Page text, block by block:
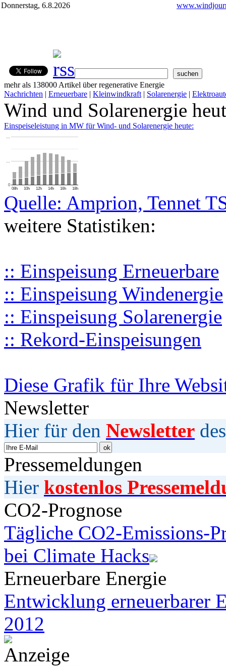
Donnerstag, 6.8.2026
mehr als 138000 Artikel über regenerative Energie
Nachrichten | Erneuerbare | Kleinwindkraft | Solarenergie |
Wind und Solarenergie
Einspeiseleistung in MW für Wind- und Solarenergie heute:
08h 10h 12h 14h 16h 18h
0
…
…
Quelle: Amprion, Tennet
weitere Statistiken:
:: Einspeisung Erneuerbare
:: Einspeisung Windenergie
:: Einspeisung Solarenergie
:: Rekord-Einspeisungen
Diese Grafik für Ihre
Newsletter
Hier für den Newsletter
Pressemeldungen
Hier kostenlos
CO2-Prognose
Tägliche CO2-Emissions-
bei Climate Hacks
Erneuerbare Energie
Entwicklung erneuerbarer
2012
Anzeige